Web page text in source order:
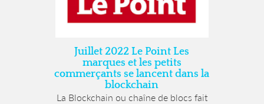
Juillet 2022 Le Point Les
marques et les petits
commerçants se lancent dans la
blockchain
La Blockchain ou chaîne de blocs fait